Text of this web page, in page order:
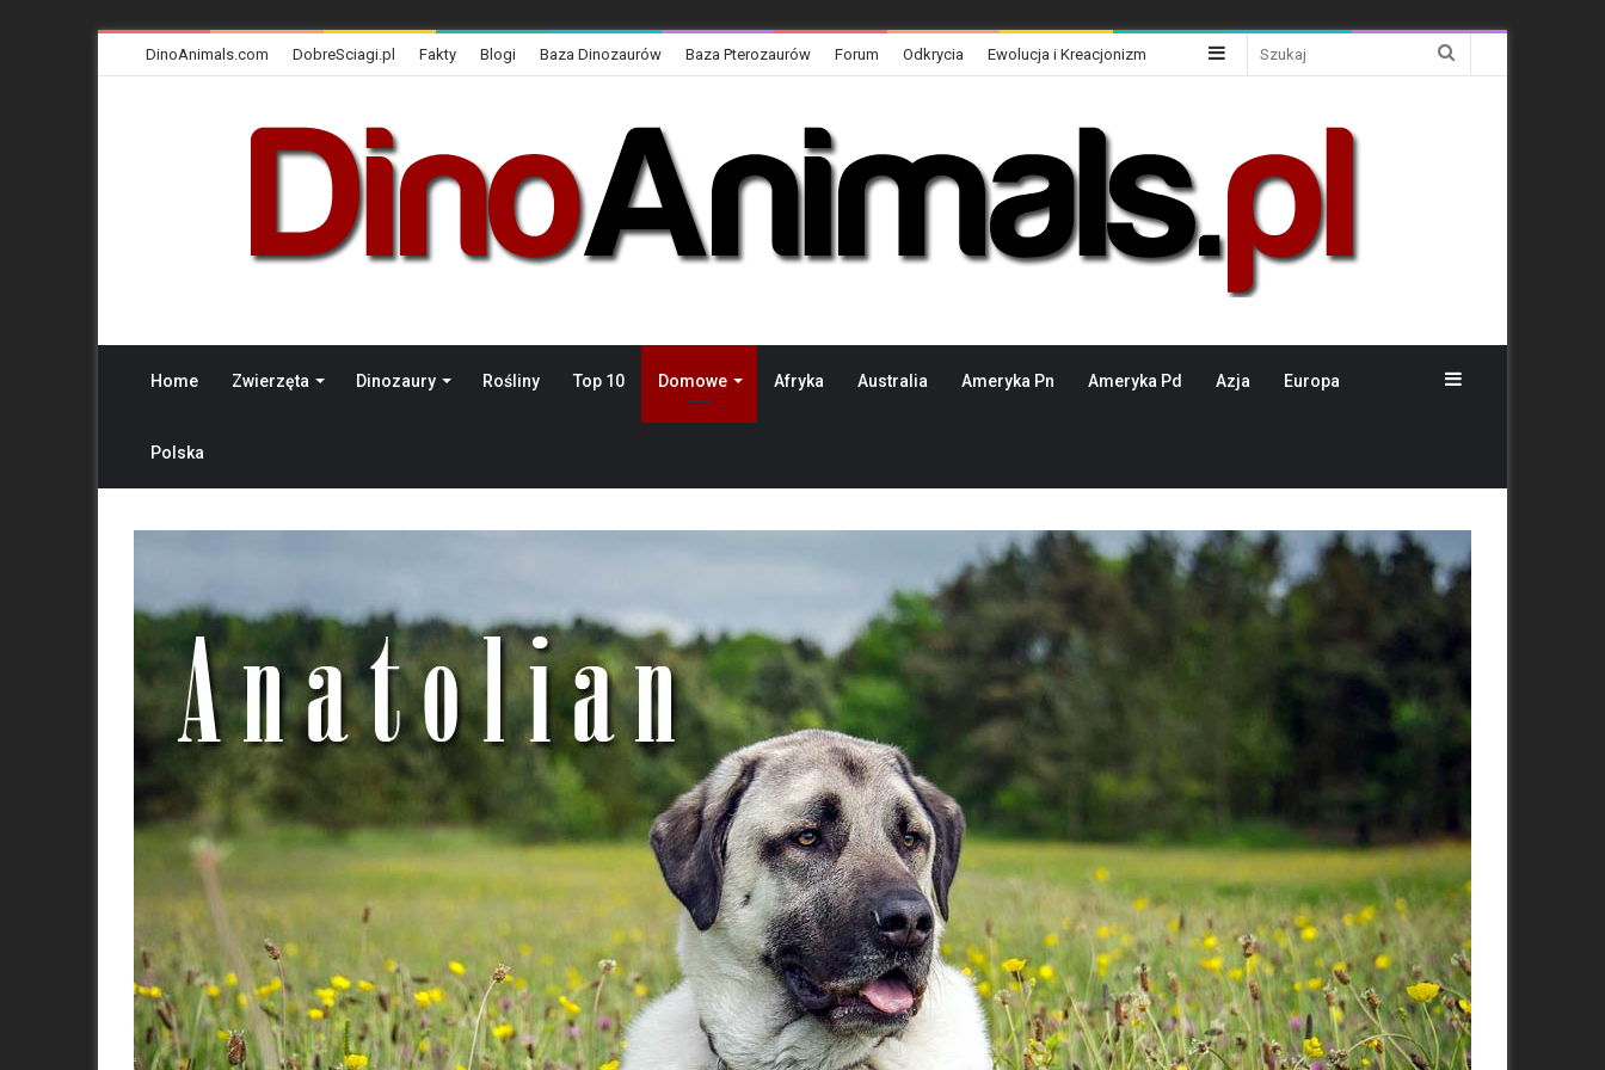
DinoAnimals.com DobreSciagi.pl Fakty Blogi Baza Dinozaurów Baza Pterozaurów Forum Odkrycia Ewolucja i Kreacjonizm Sidebar
Home Zwierzęta Dinozaury Rośliny Top 10 Domowe Afryka Australia Ameryka Pn Ameryka Pd Azja Europa
Polska
Sidebar